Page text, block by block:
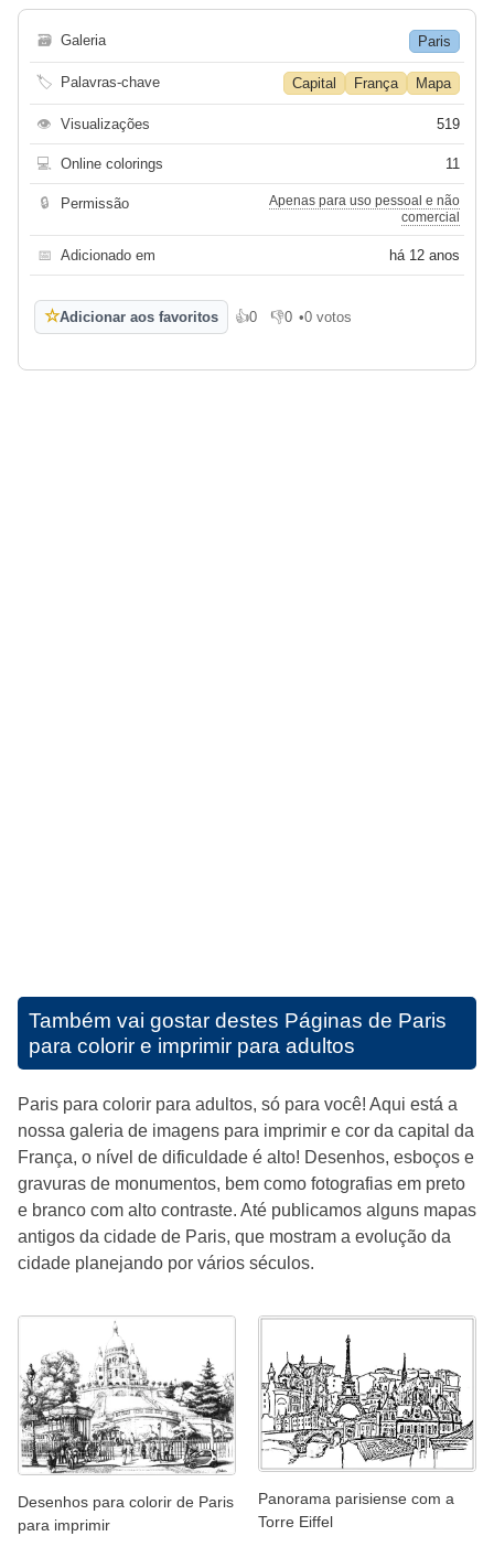
🗃 Galeria Paris
🏷 Palavras-chave Capital França Mapa
👁 Visualizações 519
💻 Online colorings 11
🔒 Permissão
Apenas para uso pessoal e não
comercial
📅 Adicionado em há 12 anos
☆Adicionar aos favoritos 👍0
Gosto 👎0
Não gosto
•0 votos
Também vai gostar destes Páginas de Paris
para colorir e imprimir para adultos
Paris para colorir para adultos, só para você! Aqui está a
nossa galeria de imagens para imprimir e cor da capital da
França, o nível de dificuldade é alto! Desenhos, esboços e
gravuras de monumentos, bem como fotografias em preto
e branco com alto contraste. Até publicamos alguns mapas
antigos da cidade de Paris, que mostram a evolução da
cidade planejando por vários séculos.
Desenhos para colorir de Paris
para imprimir
Panorama parisiense com a
Torre Eiffel